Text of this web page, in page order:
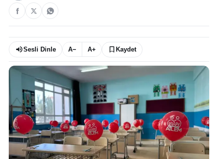
Sesli Dinle A− A+ Kaydet